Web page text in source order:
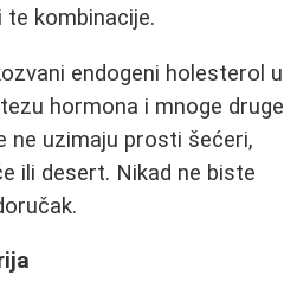
kombinacije.
endogeni holesterol u
hormona i mnoge druge
ne uzimaju prosti šećeri,
ili desert. Nikad ne biste